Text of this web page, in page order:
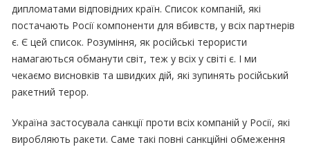
дипломатами відповідних країн. Список компаній, які
постачають Росії компоненти для вбивств, у всіх партнерів
є. Є цей список. Розуміння, як російські терористи
намагаються обманути світ, теж у всіх у світі є. І ми
чекаємо висновків та швидких дій, які зупинять російський
ракетний терор.
Україна застосувала санкції проти всіх компаній у Росії, які
виробляють ракети. Саме такі повні санкційні обмеження